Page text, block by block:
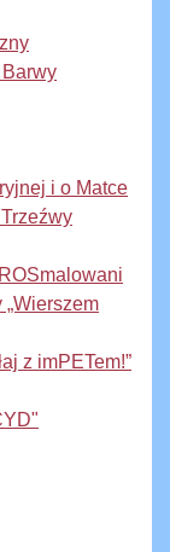
i o Matce
z imPETem!”